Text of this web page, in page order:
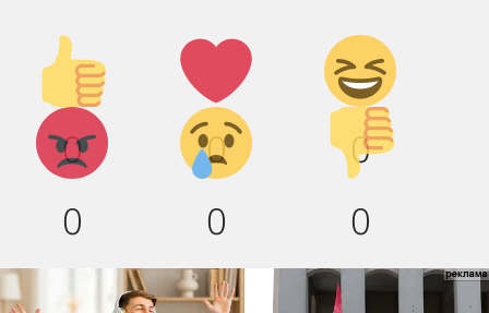
Палец
вверх!
0
Лайк!
0
Дикий
смех!
0
Агрессия!
0
Грусть
:(
0
Палец
вниз!
0